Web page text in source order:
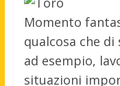
Momento
qualcosa che
ad esempio,
situazioni